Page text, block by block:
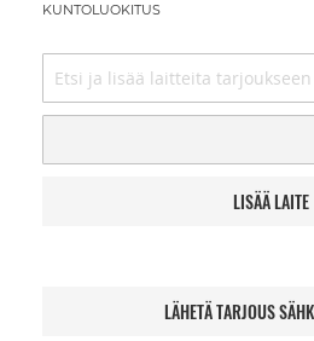
KUNTOLUOKITUS
LISÄÄ LAITE
LÄHETÄ TARJOUS